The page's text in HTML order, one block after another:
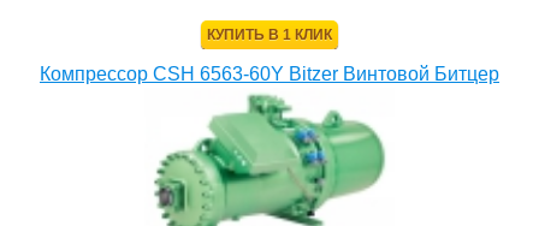
КУПИТЬ В 1 КЛИК
Компрессор CSH 6563-60Y Bitzer Винтовой Битцер